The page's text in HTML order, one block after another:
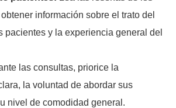
información sobre el trato del
pacientes y la experiencia general del
las consultas, priorice la
la voluntad de abordar sus
nivel de comodidad general.